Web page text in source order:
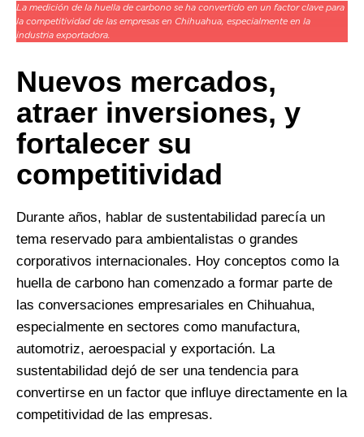
La medición de la huella de carbono se ha convertido en un factor clave para
la competitividad de las empresas en Chihuahua, especialmente en la
industria exportadora.
Nuevos mercados,
atraer inversiones, y
fortalecer su
competitividad
Durante años, hablar de sustentabilidad parecía un
tema reservado para ambientalistas o grandes
corporativos internacionales. Hoy conceptos como la
huella de carbono han comenzado a formar parte de
las conversaciones empresariales en Chihuahua,
especialmente en sectores como manufactura,
automotriz, aeroespacial y exportación. La
sustentabilidad dejó de ser una tendencia para
convertirse en un factor que influye directamente en la
competitividad de las empresas.